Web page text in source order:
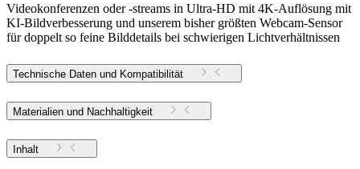
Videokonferenzen oder -streams in Ultra-HD mit 4K-Auflösung mit
KI-Bildverbesserung und unserem bisher größten Webcam-Sensor
für doppelt so feine Bilddetails bei schwierigen Lichtverhältnissen
Technische Daten und Kompatibilität
Materialien und Nachhaltigkeit
Inhalt